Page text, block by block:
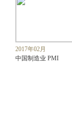
2017年02月
中国制造业 PMI